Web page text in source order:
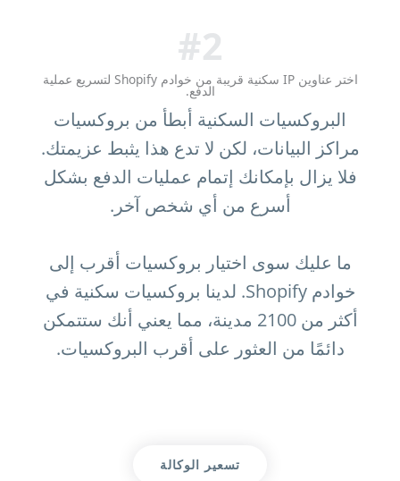
#2
اختر عناوين IP سكنية قريبة من خوادم Shopify لتسريع عملية
الدفع.
البروكسيات السكنية أبطأ من بروكسيات
مراكز البيانات، لكن لا تدع هذا يثبط عزيمتك.
فلا يزال بإمكانك إتمام عمليات الدفع بشكل
أسرع من أي شخص آخر.
ما عليك سوى اختيار بروكسيات أقرب إلى
خوادم Shopify. لدينا بروكسيات سكنية في
أكثر من 2100 مدينة، مما يعني أنك ستتمكن
دائمًا من العثور على أقرب البروكسيات.
تسعير الوكالة